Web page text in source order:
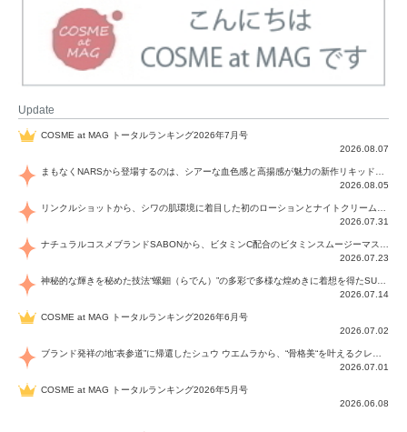
Update
COSME at MAG トータルランキング2026年7月号
2026.08.07
まもなくNARSから登場するのは、シアーな血色感と高揚感が魅力の新作リキッドブラッシュ「インセイシャブル リキッドブラッシュ」と、ゴールデンアワーに染まる空にインスピレーションを得た「アフターグロー リップシャイン」の新色！夏をハックして！
2026.08.05
リンクルショットから、シワの肌環境に着目した初のローションとナイトクリームが登場！デイリーケアで、シワ特有の肌環境を改善し、シワが目立たない肌へと導きます。
2026.07.31
ナチュラルコスメブランドSABONから、ビタミンC配合のビタミンスムージーマスク「ラディアンスマスク」と、ペパーミントにオーガニックハーブを凝縮したジェルの涼感トリートメント美容液「スカルプセラム リフレッシング」が登場！日々のデイリーケアで、過酷な猛暑で疲れた肌や頭皮をサポート、心地よくリフレッシュし、優しく肌を整えます。
2026.07.23
神秘的な輝きを秘めた技法“螺鈿（らでん）”の多彩で多様な煌めきに着想を得たSUQQUの2026 秋 カラーコレクションから登場するのは、艶然と輝くアイシャドウや偏光パールを配したフェイスカラー、繊細なパールの煌めくネイル、そしてそれらを際立てる“朧げな艶”を秘めた新リクイドリップ「ブラー リクイド リップ」。強さを秘めたまろやかな洗練の表情に。
2026.07.14
COSME at MAG トータルランキング2026年6月号
2026.07.02
ブランド発祥の地“表参道”に帰還したシュウ ウエムラから、“骨格美“を叶えるクレヨンタイプのフェイスカラー「スカルプト クレヨン」と、ブランド初のリノベーションで進化した名品アイブロウ「ハード フォーミュラ ハード 10」が登場！
2026.07.01
COSME at MAG トータルランキング2026年5月号
2026.06.08